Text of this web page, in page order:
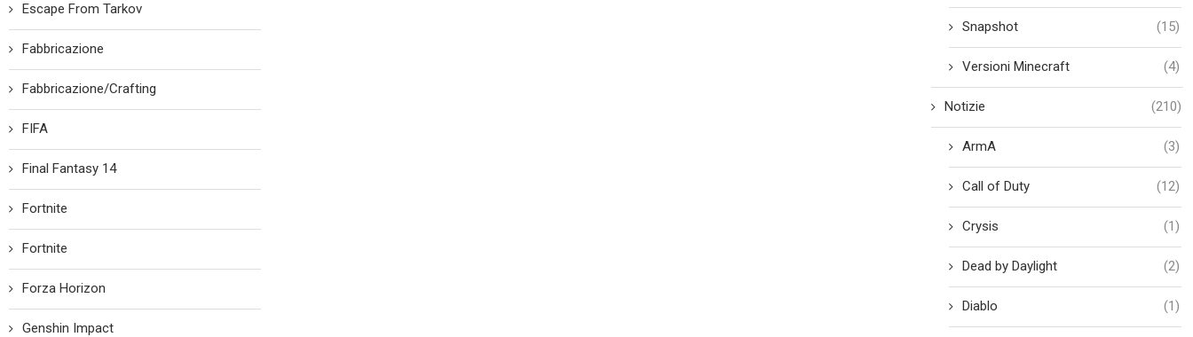
Snapshot (15)
Versioni Minecraft (4)
Notizie (210)
ArmA (3)
Call of Duty (12)
Crysis (1)
Dead by Daylight (2)
Diablo (1)
Escape From Tarkov
Fabbricazione
Fabbricazione/Crafting
FIFA
Final Fantasy 14
Fortnite
Fortnite
Forza Horizon
Genshin Impact